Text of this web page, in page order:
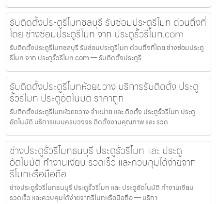
รับติดตั้งประตูรีโมทชลบุรี รับซ่อมประตูรีโมท ด่วนถึงที่
โดย ช่างซ่อมประตูรีโมท จาก ประตูรั้วรีโมท.com
รับติดตั้งประตูรีโมทชลบุรี รับซ่อมประตูรีโมท ด่วนถึงที่โดย ช่างซ่อมประตู
รีโมท จาก ประตูรั้วรีโมท.com — รับติดตั้งประตูรี
รับติดตั้งประตูรีโมทห้วยขวาง บริการรับติดตั้ง ประตู
รั้วรีโมท ประตูอัตโนมัติ ราคาถูก
รับติดตั้งประตูรีโมทห้วยขวาง จำหน่าย และ ติดตั้ง ประตูรั้วรีโมท ประตู
อัตโนมัติ บริการแบบครบวงจร ติดตั้งงานคุณภาพ และ รวด
ช่างประตูรั้วรีโมทธนบุรี ประตูรั้วรีโมท และ ประตู
อัตโนมัติ ทำงานเงียบ รวดเร็ว และควบคุมได้ง่ายจาก
รีโมทหรือมือถือ
ช่างประตูรั้วรีโมทธนบุรี ประตูรั้วรีโมท และ ประตูอัตโนมัติ ทำงานเงียบ
รวดเร็ว และควบคุมได้ง่ายจากรีโมทหรือมือถือ — บริกา